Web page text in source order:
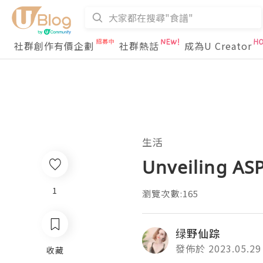
社群創作有價企劃 社群熱話 成為U Creator
1
收藏
生活
Unveiling
瀏覽次數:165
绿野仙踪
發佈於 2023.05.29